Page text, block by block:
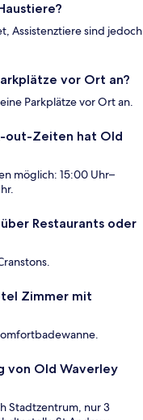
Assistenztiere sind jedoch
vor Ort an?
Parkplätze vor Ort an.
out-Zeiten hat Old
möglich: 15:00 Uhr–
Restaurants oder
Zimmer mit
von Old Waverley
Stadtzentrum, nur 3